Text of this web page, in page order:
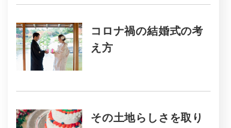
コロナ禍の結婚式の考
え方
その土地らしさを取り